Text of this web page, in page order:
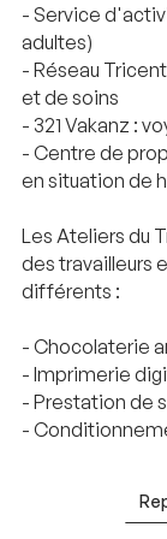
- Service
adultes)
- Réseau
et de soins
- 321 Vakanz :
- Centre de
en situation de
Les Ateliers du
des travailleurs
différents :
- Chocolaterie
- Imprimerie
- Prestation de
-